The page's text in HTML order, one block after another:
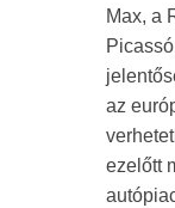
Max, a
az
ezelőtt